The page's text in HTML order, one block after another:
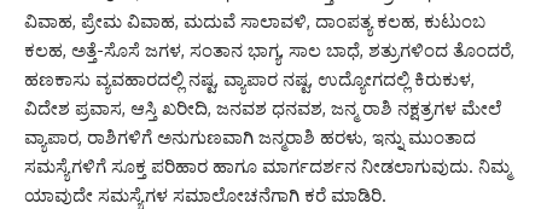
ವಿವಾಹ, ಪ್ರೇಮ ವಿವಾಹ, ಮದುವೆ ಸಾಲಾವಳಿ, ದಾಂಪತ್ಯ ಕಲಹ, ಕುಟುಂಬ
ಕಲಹ, ಅತ್ತೆ-ಸೊಸೆ ಜಗಳ, ಸಂತಾನ ಭಾಗ್ಯ, ಸಾಲ ಬಾಧೆ, ಶತ್ರುಗಳಿಂದ ತೊಂದರೆ,
ಹಣಕಾಸು ವ್ಯವಹಾರದಲ್ಲಿ ನಷ್ಟ, ವ್ಯಾಪಾರ ನಷ್ಟ, ಉದ್ಯೋಗದಲ್ಲಿ ಕಿರುಕುಳ,
ವಿದೇಶ ಪ್ರವಾಸ, ಆಸ್ತಿ ಖರೀದಿ, ಜನವಶ ಧನವಶ, ಜನ್ಮ ರಾಶಿ ನಕ್ಷತ್ರಗಳ ಮೇಲೆ
ವ್ಯಾಪಾರ, ರಾಶಿಗಳಿಗೆ ಅನುಗುಣವಾಗಿ ಜನ್ಮರಾಶಿ ಹರಳು, ಇನ್ನು ಮುಂತಾದ
ಸಮಸ್ಯೆಗಳಿಗೆ ಸೂಕ್ತ ಪರಿಹಾರ ಹಾಗೂ ಮಾರ್ಗದರ್ಶನ ನೀಡಲಾಗುವುದು. ನಿಮ್ಮ
ಯಾವುದೇ ಸಮಸ್ಯೆಗಳ ಸಮಾಲೋಚನೆಗಾಗಿ ಕರೆ ಮಾಡಿರಿ.